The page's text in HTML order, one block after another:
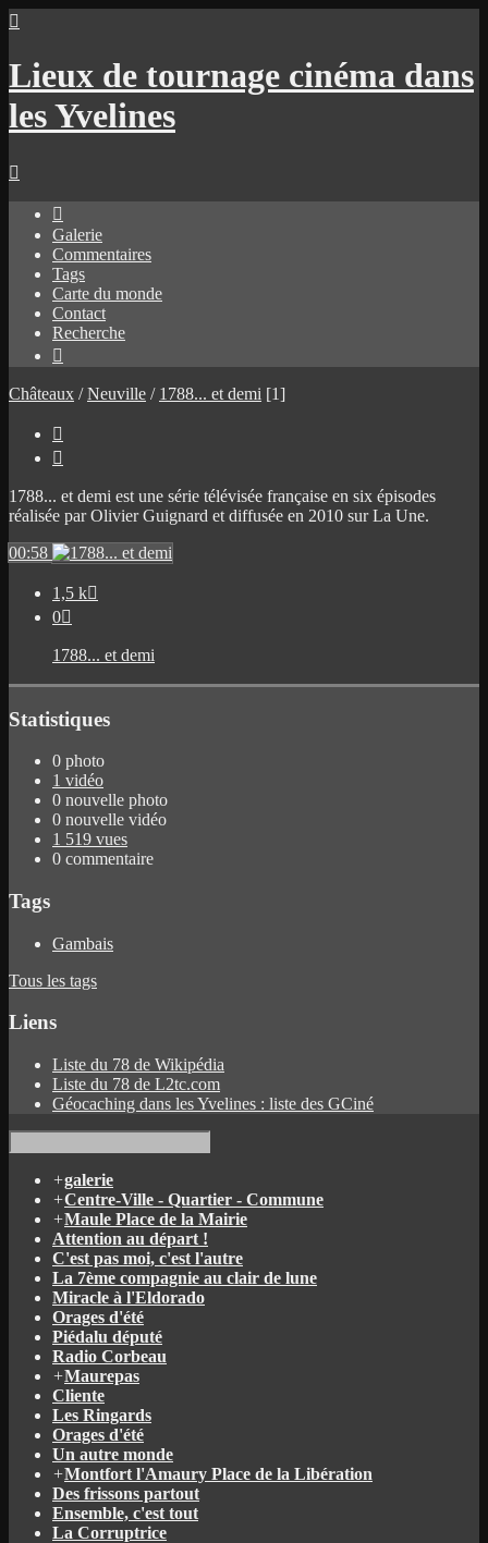

Lieux de tournage cinéma dans
les Yvelines


Galerie
Commentaires
Tags
Carte du monde
Contact
Recherche

Châteaux / Neuville / 1788... et demi [1]


1788... et demi est une série télévisée française en six épisodes
réalisée par Olivier Guignard et diffusée en 2010 sur La Une.
00:58
1,5 k
0
1788... et demi
Statistiques
0 photo
1 vidéo
0 nouvelle photo
0 nouvelle vidéo
1 519 vues
0 commentaire
Tags
Gambais
Tous les tags
Liens
Liste du 78 de Wikipédia
Liste du 78 de L2tc.com
Géocaching dans les Yvelines : liste des GCiné
+galerie
+Centre-Ville - Quartier - Commune
+Maule Place de la Mairie
Attention au départ !
C'est pas moi, c'est l'autre
La 7ème compagnie au clair de lune
Miracle à l'Eldorado
Orages d'été
Piédalu député
Radio Corbeau
+Maurepas
Cliente
Les Ringards
Orages d'été
Un autre monde
+Montfort l'Amaury Place de la Libération
Des frissons partout
Ensemble, c'est tout
La Corruptrice